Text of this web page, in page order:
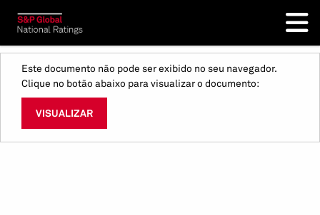
Este documento não pode ser exibido no seu navegador.
Clique no botão abaixo para visualizar o documento:
VISUALIZAR